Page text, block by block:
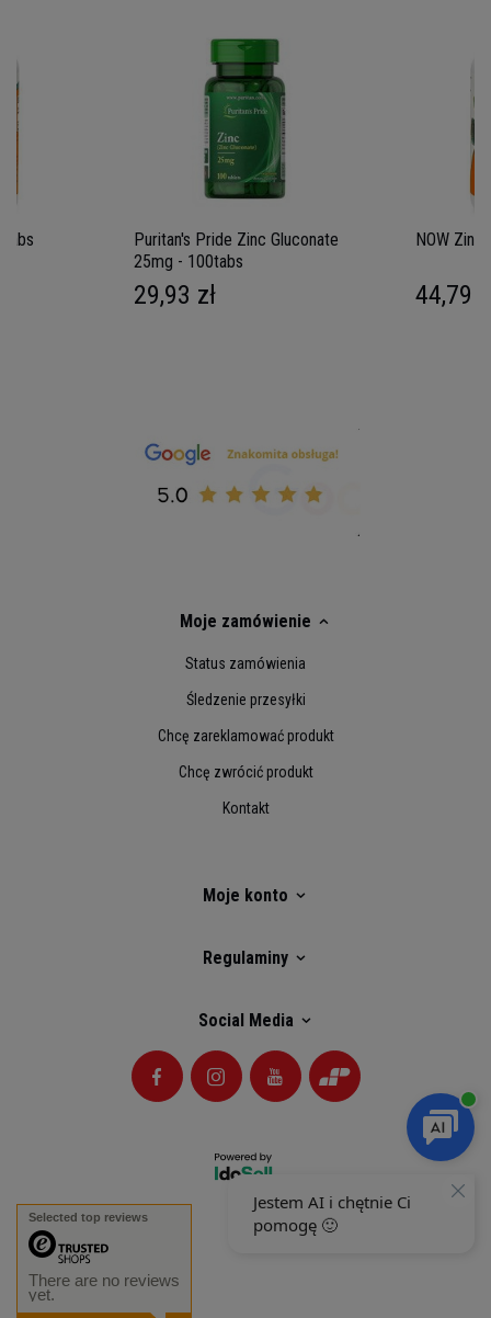
Puritan's Pride Zinc Gluconate
25mg - 100tabs
29,93 zł
NOW
44,79
Moje zamówienie
Status zamówienia
Śledzenie przesyłki
Chcę zareklamować produkt
Chcę zwrócić produkt
Kontakt
Moje konto
Regulaminy
Social Media
Selected top reviews
There are no reviews
yet.